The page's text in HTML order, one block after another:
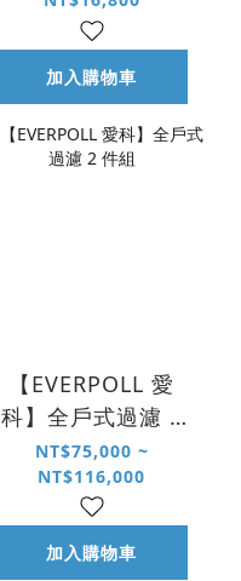
式除氯淨水器｜150
噸
加入購物車
【EVERPOLL 愛
科】全戶式過濾 2
件組
NT$75,000 ~
NT$116,000
加入購物車